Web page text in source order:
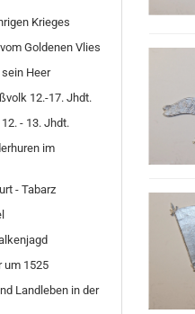
Krieges
Goldenen Vlies
Heer
12.-17. Jhdt.
- 13. Jhdt.
im
- Tabarz
um 1525
Landleben in der